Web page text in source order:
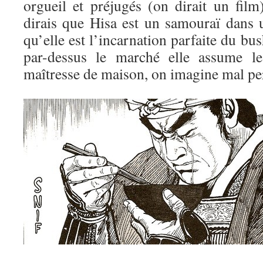
orgueil et préjugés (on dirait un
dirais que Hisa est un samouraï dans
qu’elle est l’incarnation parfaite du
par-dessus le marché elle assume
maîtresse de maison, on imagine mal